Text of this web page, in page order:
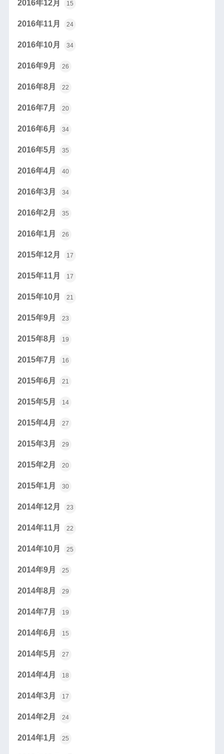
2016年12月 15
2016年11月 24
2016年10月 34
2016年9月 26
2016年8月 22
2016年7月 20
2016年6月 34
2016年5月 35
2016年4月 40
2016年3月 34
2016年2月 35
2016年1月 26
2015年12月 17
2015年11月 17
2015年10月 21
2015年9月 23
2015年8月 19
2015年7月 16
2015年6月 21
2015年5月 14
2015年4月 27
2015年3月 29
2015年2月 20
2015年1月 30
2014年12月 23
2014年11月 22
2014年10月 25
2014年9月 25
2014年8月 29
2014年7月 19
2014年6月 15
2014年5月 27
2014年4月 18
2014年3月 17
2014年2月 24
2014年1月 25